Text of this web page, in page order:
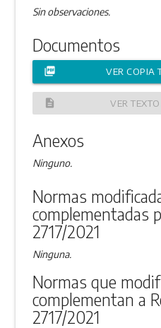
Sin observaciones.
Documentos
picture_as_pdf VER COPIA
description VER
Anexos
Ninguno.
Normas
complementadas
2717/2021
Ninguna.
Normas que
complementan a
2717/2021